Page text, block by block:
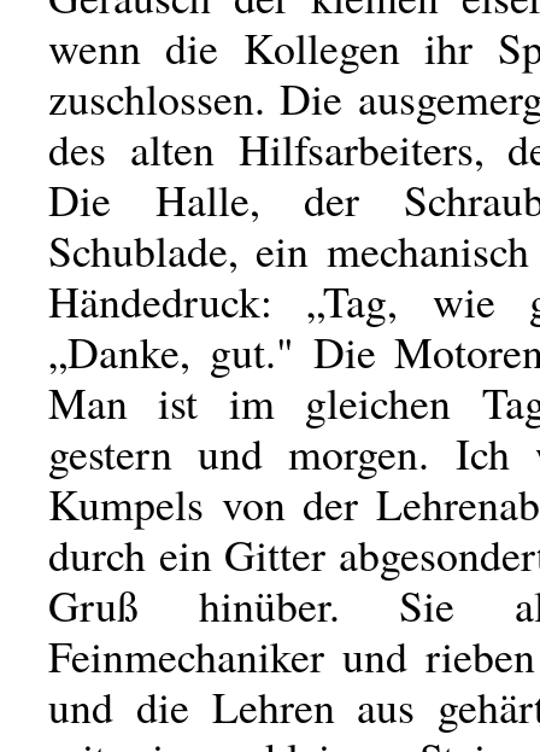
wenn die Kollegen ihr
zuschlossen. Die
des alten Hilfsarbeiters,
Die Halle, der
Schublade, ein
Händedruck: „Tag,
„Danke, gut." Die
Man ist im gleichen
gestern und morgen. Ich
Kumpels von der
durch ein Gitter
Gruß hinüber. Sie
Feinmechaniker und
und die Lehren aus